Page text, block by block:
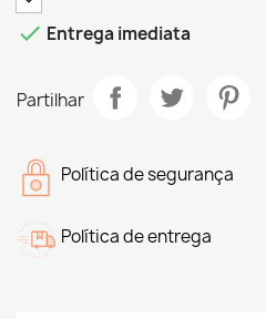
 Entrega imediata
Partilhar
Política de segurança
Política de entrega